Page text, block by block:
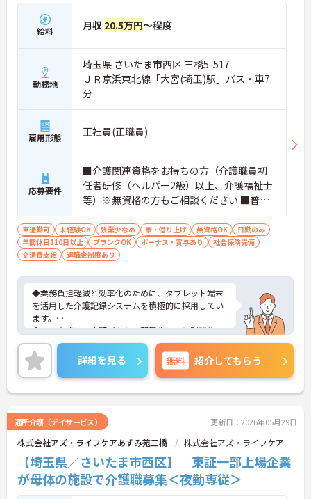
給料 月収 20.5万円～程度
勤務地
埼玉県 さいたま市西区 三橋5-517
ＪＲ京浜東北線「大宮(埼玉)駅」バス・車7
分
雇用形態 正社員(正職員)
応募要件
■介護関連資格をお持ちの方（介護職員初
任者研修（ヘルパー2級）以上、介護福祉士
等）※無資格の方もご相談ください ■普通
自動車第一種運転免許歓迎 ※夜勤対応必須
（配属サービスに関わらず、介護職正社員
は夜勤シフトに入る可能性があります）
車通勤可 未経験OK 残業少なめ 寮・借り上げ 無資格OK
日勤のみ
年間休日110日以上
ブランクOK ボーナス・賞与あり
社会保険完備
交通費支給
退職金制度あり
◆業務負担軽減と効率化のために、タブレット端末
を活用した介護記録システムを積極的に採用してい
ます。
◆人材育成にも定評があり、配属先での個別研修に
加え、本部主導の集合研修やeラーニングシステムな
ど、未経験からでも着実にスキルアップできる教育
体制が整っています
◆育児・介護支援制度も充実しており、育児休暇取
得推進や、学習・健康・食事などに使える独自の福
手厚い福利厚生制度を用意しています。
詳細を見る 無料 紹介してもらう
通所介護（デイサービス） 更新日：2026年05月29日
株式会社アズ・ライフケアあずみ苑三橋 株式会社アズ・ライフケア
【埼玉県／さいたま市西区】 東証一部上場企業
が母体の施設で介護職募集＜夜勤専従＞